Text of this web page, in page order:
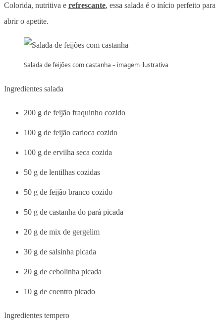
Colorida, nutritiva e refrescante, essa salada é o início perfeito para
abrir o apetite.
Salada de feijões com castanha – imagem ilustrativa
Ingredientes salada
200 g de feijão fraquinho cozido
100 g de feijão carioca cozido
100 g de ervilha seca cozida
50 g de lentilhas cozidas
50 g de feijão branco cozido
50 g de castanha do pará picada
20 g de mix de gergelim
30 g de salsinha picada
20 g de cebolinha picada
10 g de coentro picado
Ingredientes tempero